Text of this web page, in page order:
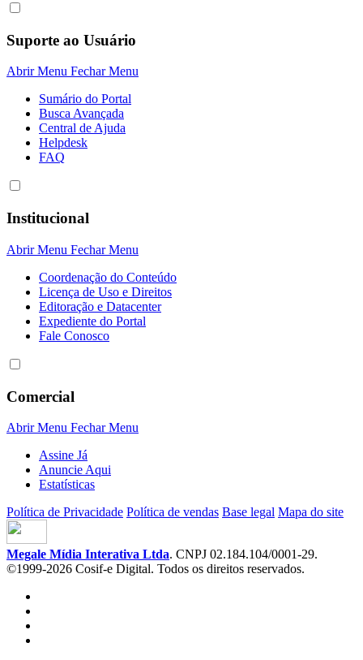
Suporte ao Usuário
Abrir Menu Fechar Menu
Sumário do Portal
Busca Avançada
Central de Ajuda
Helpdesk
FAQ
Institucional
Abrir Menu Fechar Menu
Coordenação do Conteúdo
Licença de Uso e Direitos
Editoração e Datacenter
Expediente do Portal
Fale Conosco
Comercial
Abrir Menu Fechar Menu
Assine Já
Anuncie Aqui
Estatísticas
Política de Privacidade Política de vendas Base legal Mapa do site
Megale Mídia Interativa Ltda. CNPJ 02.184.104/0001-29.
©1999-2026 Cosif-e Digital. Todos os direitos reservados.